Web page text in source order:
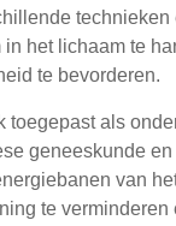
het lichaam te
te bevorderen.
toegepast als
geneeskunde
van
te